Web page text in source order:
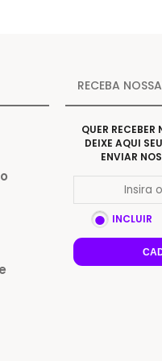
RECEBA
QUER
DEIXE AQUI
ENVIAR
INCLUIR